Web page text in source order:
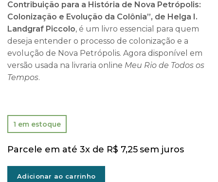
Contribuição para a História de Nova Petrópolis:
Colonização e Evolução da Colônia”, de Helga I.
Landgraf Piccolo, é um livro essencial para quem
deseja entender o processo de colonização e a
evolução de Nova Petrópolis. Agora disponível em
versão usada na livraria online Meu Rio de Todos os
Tempos.
1 em estoque
Parcele em até 3x de R$ 7,25sem juros
Adicionar ao carrinho